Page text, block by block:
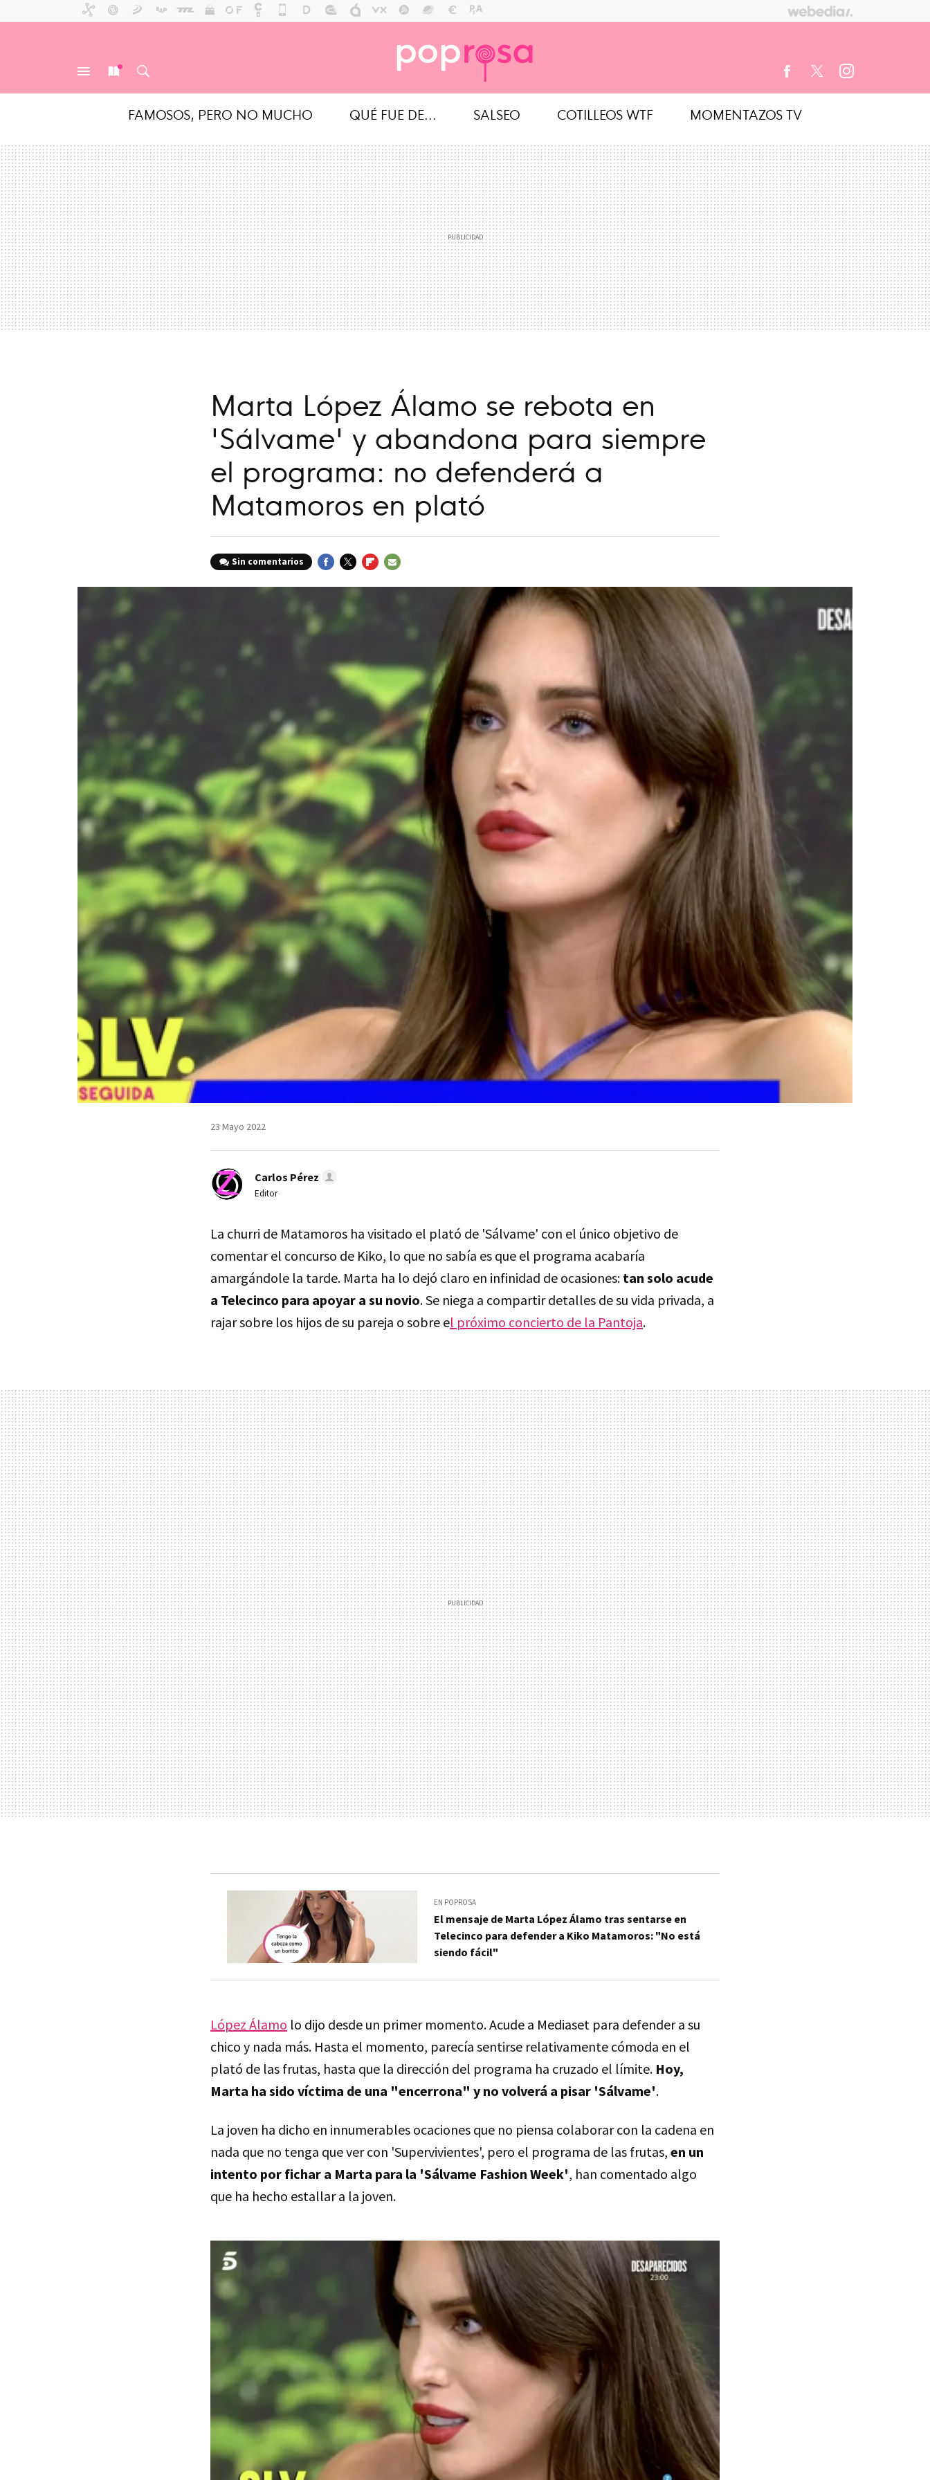
FAMOSOS, PERO NO MUCHO QUÉ FUE DE... SALSEO COTILLEOS WTF MOMENTAZOS TV
Marta López Álamo se rebota en
'Sálvame' y abandona para siempre
el programa: no defenderá a
Matamoros en plató
Sin comentarios
23 Mayo 2022
Carlos Pérez
Editor
La churri de Matamoros ha visitado el plató de 'Sálvame' con el único objetivo de
comentar el concurso de Kiko, lo que no sabía es que el programa acabaría
amargándole la tarde. Marta ha lo dejó claro en infinidad de ocasiones: tan solo acude
a Telecinco para apoyar a su novio. Se niega a compartir detalles de su vida privada, a
rajar sobre los hijos de su pareja o sobre el próximo concierto de la Pantoja.
EN POPROSA
El mensaje de Marta López Álamo tras sentarse en
Telecinco para defender a Kiko Matamoros: "No está
siendo fácil"
López Álamo lo dijo desde un primer momento. Acude a Mediaset para defender a su
chico y nada más. Hasta el momento, parecía sentirse relativamente cómoda en el
plató de las frutas, hasta que la dirección del programa ha cruzado el límite. Hoy,
Marta ha sido víctima de una "encerrona" y no volverá a pisar 'Sálvame'.
La joven ha dicho en innumerables ocaciones que no piensa colaborar con la cadena en
nada que no tenga que ver con 'Supervivientes', pero el programa de las frutas, en un
intento por fichar a Marta para la 'Sálvame Fashion Week', han comentado algo
que ha hecho estallar a la joven.